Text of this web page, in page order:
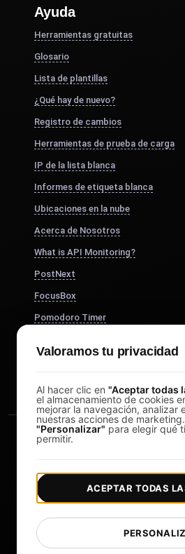
Ayuda
Herramientas gratuitas
Glosario
Lista de plantillas
¿Qué hay de nuevo?
Registro de cambios
Herramientas de prueba de carga
IP de la lista blanca
Informes de etiqueta blanca
Ubicaciones en la nube
Acerca de Nosotros
What is API Monitoring?
PostNext
FocusBox
Pomodoro Timer
Copyright © 2026 LoadFocus |
Política de privacidad | Protección
Preferencias de cookies
Valoramos tu privacidad
Al hacer clic en "Aceptar todas
el almacenamiento de cookies
mejorar la navegación, analizar
nuestras acciones de
"Personalizar" para elegir qué
permitir.
ACEPTAR TODAS